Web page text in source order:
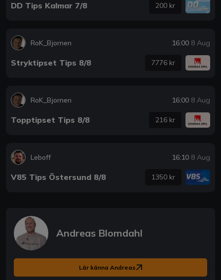
DD Tips Kalmar 7/8 200 kr
RoK_Bjornen 16:00 8 Aug
Stryktipset Tips 8/8 7776 kr
RoK_Bjornen 16:00 8 Aug
Topptipset Tips 8/8 216 kr
Leboff 16:10 8 Aug
V85 Tips Östersund 8/8 1350 kr
Andreas Blomdahl
Lär känna Andreas